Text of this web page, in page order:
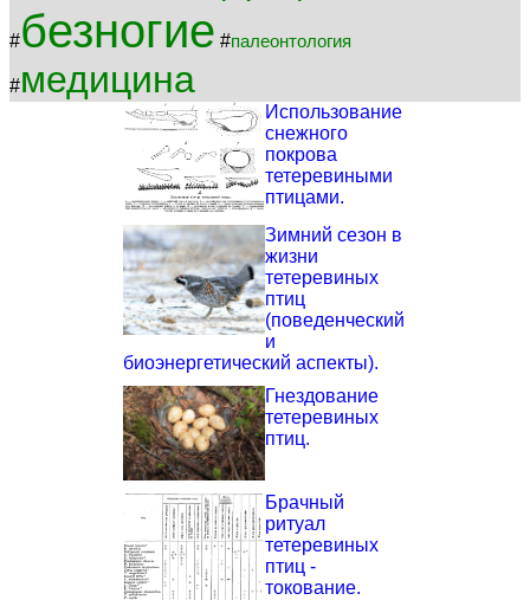
#безногие #палеонтология
#медицина
Использование
снежного
покрова
тетеревиными
птицами.
Зимний сезон в
жизни
тетеревиных
птиц
(поведенческий
и
биоэнергетический аспекты).
Гнездование
тетеревиных
птиц.
Брачный
ритуал
тетеревиных
птиц -
токование.